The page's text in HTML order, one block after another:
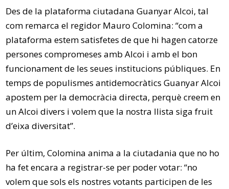
Des de la plataforma ciutadana Guanyar Alcoi, tal
com remarca el regidor Mauro Colomina: “com a
plataforma estem satisfetes de que hi hagen catorze
persones compromeses amb Alcoi i amb el bon
funcionament de les seues institucions públiques. En
temps de populismes antidemocràtics Guanyar Alcoi
apostem per la democràcia directa, perquè creem en
un Alcoi divers i volem que la nostra llista siga fruit
d’eixa diversitat”.
Per últim, Colomina anima a la ciutadania que no ho
ha fet encara a registrar-se per poder votar: “no
volem que sols els nostres votants participen de les